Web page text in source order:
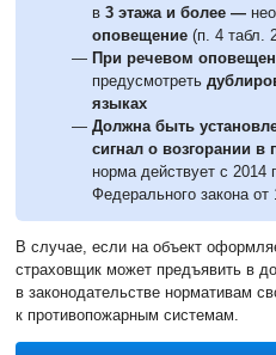
в3 этажа и более —
оповещение (п. 4 табл.
При речевом
предусмотреть
языках
Должна быть
сигнал о возгорании в
норма действует с 2014
Федерального закона от
В случае, если на объект
страховщик может предъявить в
в законодательстве нормативам
к противопожарным системам.